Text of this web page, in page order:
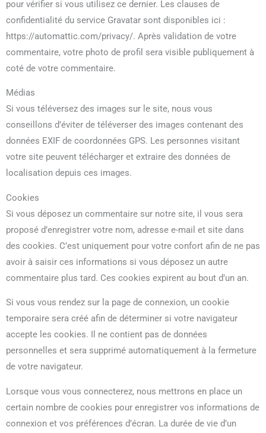
pour vérifier si vous utilisez ce dernier. Les clauses de
confidentialité du service Gravatar sont disponibles ici :
https://automattic.com/privacy/. Après validation de votre
commentaire, votre photo de profil sera visible publiquement à
coté de votre commentaire.
Médias
Si vous téléversez des images sur le site, nous vous
conseillons d’éviter de téléverser des images contenant des
données EXIF de coordonnées GPS. Les personnes visitant
votre site peuvent télécharger et extraire des données de
localisation depuis ces images.
Cookies
Si vous déposez un commentaire sur notre site, il vous sera
proposé d’enregistrer votre nom, adresse e-mail et site dans
des cookies. C’est uniquement pour votre confort afin de ne pas
avoir à saisir ces informations si vous déposez un autre
commentaire plus tard. Ces cookies expirent au bout d’un an.
Si vous vous rendez sur la page de connexion, un cookie
temporaire sera créé afin de déterminer si votre navigateur
accepte les cookies. Il ne contient pas de données
personnelles et sera supprimé automatiquement à la fermeture
de votre navigateur.
Lorsque vous vous connecterez, nous mettrons en place un
certain nombre de cookies pour enregistrer vos informations de
connexion et vos préférences d’écran. La durée de vie d’un